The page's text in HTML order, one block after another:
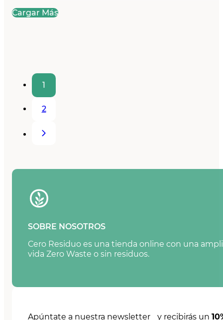
Cargar Más
1
2
SOBRE NOSOTROS
Cero Residuo es una tienda online con una
vida Zero Waste o sin residuos.
Apúntate a nuestra newsletter y recibirás un